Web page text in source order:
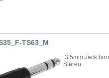
TS63_M
3,5mm Jack
Stereo